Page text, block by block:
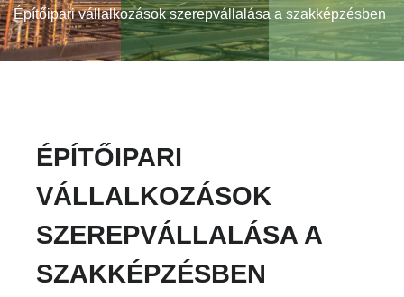
Építőipari vállalkozások szerepvállalása a szakképzésben
ÉPÍTŐIPARI
VÁLLALKOZÁSOK
SZEREPVÁLLALÁSA A
SZAKKÉPZÉSBEN